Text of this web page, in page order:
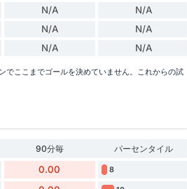
N/A N/A
N/A N/A
N/A N/A
ここまでゴールを決めていません。これからの試
90分毎
パーセンタイル
0.00 8